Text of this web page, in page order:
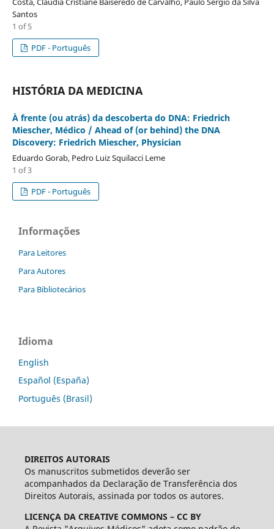
Santos
1 of 5
PDF - Português
HISTÓRIA DA MEDICINA
À frente (ou atrás) da descoberta do DNA: Friedrich
Miescher, Médico / Ahead of (or behind) the DNA
Discovery: Friedrich Miescher, Physician
Eduardo Gorab, Pedro Luiz Squilacci Leme
1 of 3
PDF - Português
Informações
Para Leitores
Para Autores
Para Bibliotecários
Idioma
English
Español (España)
Português (Brasil)
DIREITOS AUTORAIS
Os manuscritos submetidos deverão ser
acompanhados da Declaração de Transferência dos
Direitos Autorais, assinada por todos os autores.
LICENÇA DA CREATIVE COMMONS – CC BY